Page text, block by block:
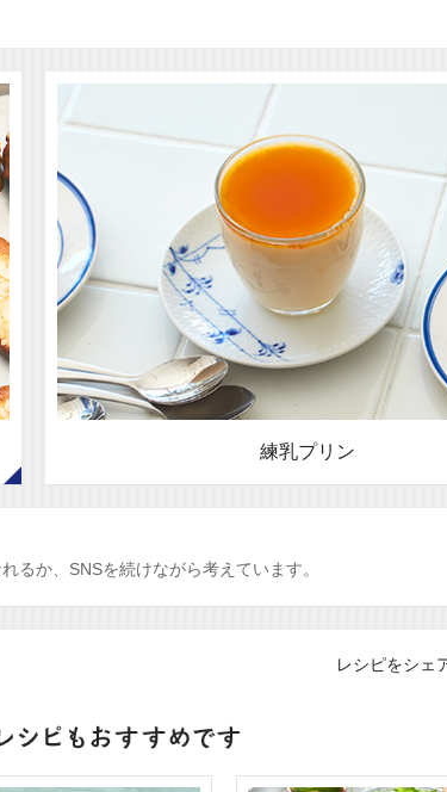
練乳プリン
るか、SNSを続けながら考えています。
レシピをシェ